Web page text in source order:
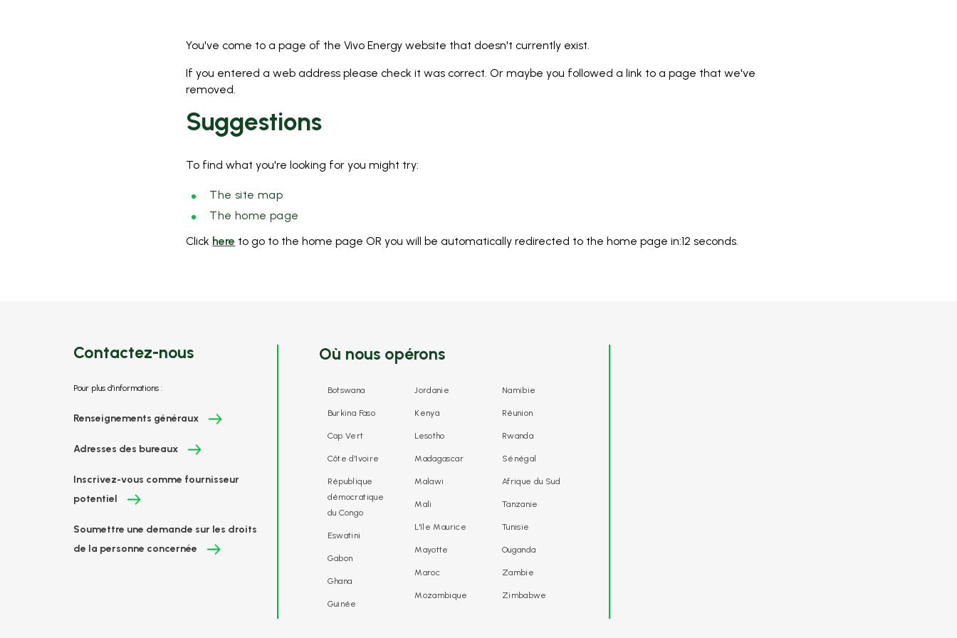
You've come to a page of the Vivo Energy website that doesn't currently exist.
If you entered a web address please check it was correct. Or maybe you followed a link to a page that we've
removed.
Suggestions
To find what you're looking for you might try:
The site map
The home page
Click here to go to the home page OR you will be automatically redirected to the home page in:11seconds.
Contactez-nous
Pour plus d'informations :
Renseignements généraux
Adresses des bureaux
Inscrivez-vous comme fournisseur
potentiel
Soumettre une demande sur les droits
de la personne concernée
Où nous opérons
Botswana
Burkina Faso
Cap Vert
Côte d'Ivoire
République
démocratique
du Congo
Eswatini
Gabon
Ghana
Guinée
Jordanie
Kenya
Lesotho
Madagascar
Malawi
Mali
L'île Maurice
Mayotte
Maroc
Mozambique
Namibie
Réunion
Rwanda
Sénégal
Afrique du Sud
Tanzanie
Tunisie
Ouganda
Zambie
Zimbabwe